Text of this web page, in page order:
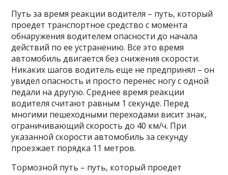
Путь за время реакции водителя – путь, который
проедет транспортное средство с момента
обнаружения водителем опасности до начала
действий по ее устранению. Все это время
автомобиль двигается без снижения скорости.
Никаких шагов водитель еще не предпринял – он
увидел опасность и просто перенес ногу с одной
педали на другую. Среднее время реакции
водителя считают равным 1 секунде. Перед
многими пешеходными переходами висит знак,
ограничивающий скорость до 40 км/ч. При
указанной скорости автомобиль за секунду
проезжает порядка 11 метров.
Тормозной путь – путь, который проедет